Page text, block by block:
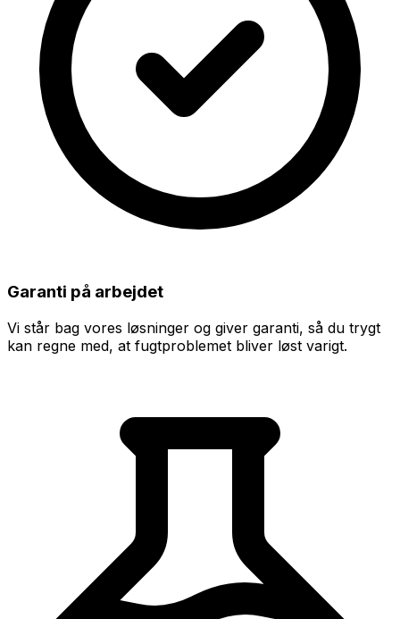
Garanti på arbejdet
Vi står bag vores løsninger og giver garanti, så du trygt
kan regne med, at fugtproblemet bliver løst varigt.